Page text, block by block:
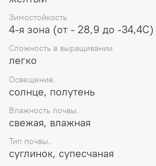
Зимостойкость
4-я зона (от - 28,9 до -34,4С)
Сложность в выращивании
легко
Освещение.
солнце, полутень
Влажность почвы.
свежая, влажная
Тип почвы.
суглинок, супесчаная